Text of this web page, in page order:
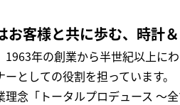
お客様と共に歩む、時計＆
1963年の創業から半世紀以上に
としての役割を担っています。
理念「トータルプロデュース ～